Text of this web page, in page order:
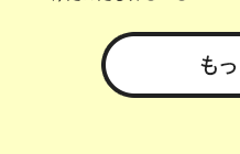
●2年生のひき算のふく習
●3けたのひき算①～②